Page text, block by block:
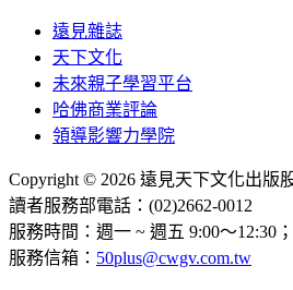
遠見雜誌
天下文化
未來親子學習平台
哈佛商業評論
領導影響力學院
Copyright © 2026 遠見天下文化出版
讀者服務部電話：(02)2662-0012
服務時間：週一 ~ 週五 9:00～12:30
服務信箱： 50plus@cwgv.com.tw